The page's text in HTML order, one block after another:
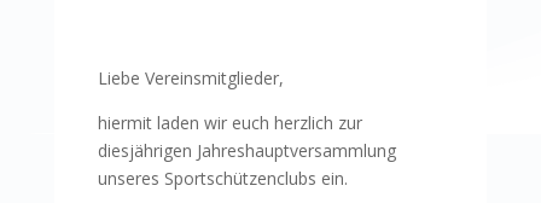
Liebe Vereinsmitglieder,
hiermit laden wir euch herzlich zur
diesjährigen Jahreshauptversammlung
unseres Sportschützenclubs ein.